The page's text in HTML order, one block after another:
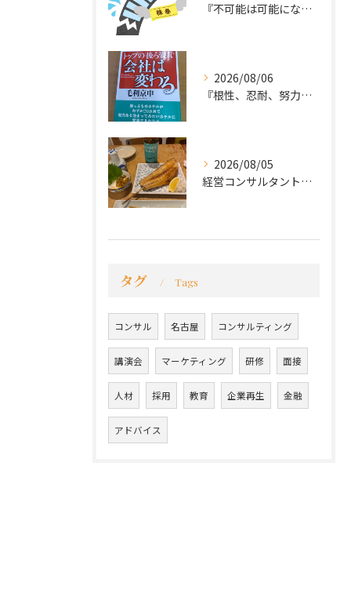
『不可能は可能になる』
2026/08/06
『根性、忍耐、努力という言葉は死語なのか』
2026/08/05
経営コンサルタントのモーちゃん・毛利京申です。
タグ Tags
コンサル 名古屋 コンサルティング
講演会 マーケティング 研修 面接
人材 採用 教育 企業再生 金融
アドバイス